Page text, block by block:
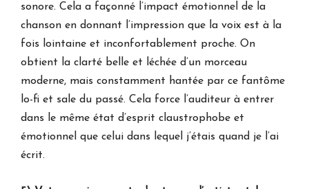
sonore. Cela a façonné l’impact émotionnel de la
chanson en donnant l’impression que la voix est à la
fois lointaine et inconfortablement proche. On
obtient la clarté belle et léchée d’un morceau
moderne, mais constamment hantée par ce fantôme
lo-fi et sale du passé. Cela force l’auditeur à entrer
dans le même état d’esprit claustrophobe et
émotionnel que celui dans lequel j’étais quand je l’ai
écrit.